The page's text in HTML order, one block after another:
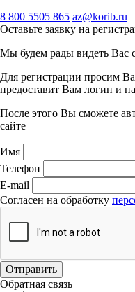
8 800 5505 865 az@korib.ru
Оставьте заявку на
Мы будем рады видеть Вас
Для регистрации просим
предоставит Вам логин и
После этого Вы сможете
сайте
Имя
Телефон
E-mail
Согласен на обработку
Отправить
Обратная связь